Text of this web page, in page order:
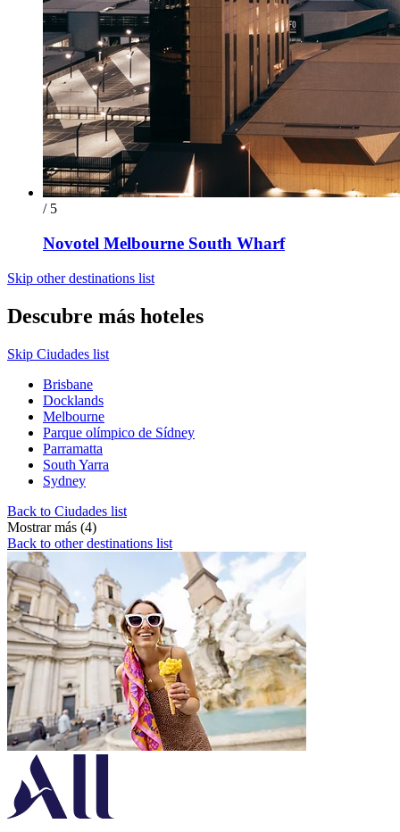
/ 5
Novotel Melbourne South Wharf
Skip other destinations list
Descubre más hoteles
Skip Ciudades list
Brisbane
Docklands
Melbourne
Parque olímpico de Sídney
Parramatta
South Yarra
Sydney
Back to Ciudades list
Mostrar más (4)
Back to other destinations list